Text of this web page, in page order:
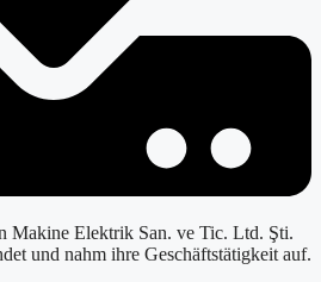
Makine Elektrik San. ve Tic. Ltd. Şti.
und nahm ihre Geschäftstätigkeit auf.